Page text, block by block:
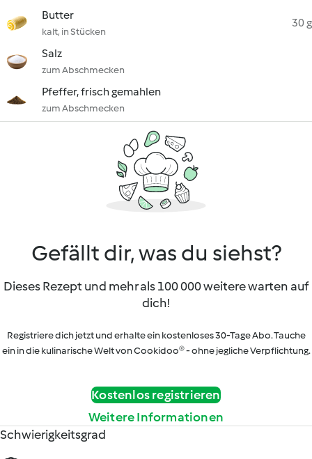
Butter
kalt, in Stücken
30 g
Salz
zum Abschmecken
Pfeffer, frisch gemahlen
zum Abschmecken
Gefällt dir, was du siehst?
Dieses Rezept und mehr als 100 000 weitere warten auf
dich!
Registriere dich jetzt und erhalte ein kostenloses 30-Tage Abo. Tauche
ein in die kulinarische Welt von Cookidoo® - ohne jegliche Verpflichtung.
Kostenlos registrieren
Weitere Informationen
Schwierigkeitsgrad